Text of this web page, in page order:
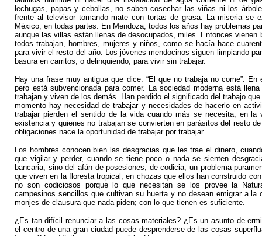
lechugas, papas y cebollas, no saben cosechar las viñas ni los
frente al televisor tomando mate con tortas de grasa. La miseria se
México, en todas partes. En Mendoza, todos los años hay problemas
aunque las villas están llenas de desocupados, miles. Entonces
todos trabajan, hombres, mujeres y niños, como se hacía hace
para vivir el resto del año. Los jóvenes mendocinos siguen limpiando
basura en carritos, o delinquiendo, para vivir sin trabajar.
Hay una frase muy antigua que dice: “El que no trabaja no come”.
pero está subvencionada para comer. La sociedad moderna está
trabajan y viven de los demás. Han perdido el significado del trabajo
momento hay necesidad de trabajar y necesidades de hacerlo en
trabajar pierden el sentido de la vida cuando más se necesita, en
existencia y quienes no trabajan se convierten en parásitos del resto
obligaciones nace la oportunidad de trabajar por trabajar.
Los hombres conocen bien las desgracias que les trae el dinero,
que vigilar y perder, cuando se tiene poco o nada se sienten
bancaria, sino del afán de posesiones, de codicia, un problema
que viven en la floresta tropical, en chozas que ellos han construido
no son codiciosos porque lo que necesitan se los provee la
campesinos sencillos que cultivan su huerta y no desean emigrar a
monjes de clausura que nada piden; con lo que tienen es suficiente.
¿Es tan difícil renunciar a las cosas materiales? ¿Es un asunto de
el centro de una gran ciudad puede desprenderse de las cosas